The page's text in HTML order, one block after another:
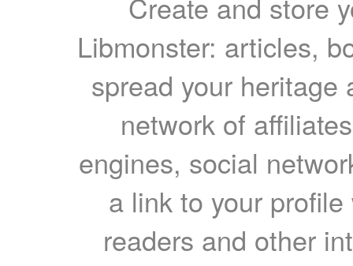
Libmonster: articles,
spread your heritage
network of
engines, social
a link to your
readers and other